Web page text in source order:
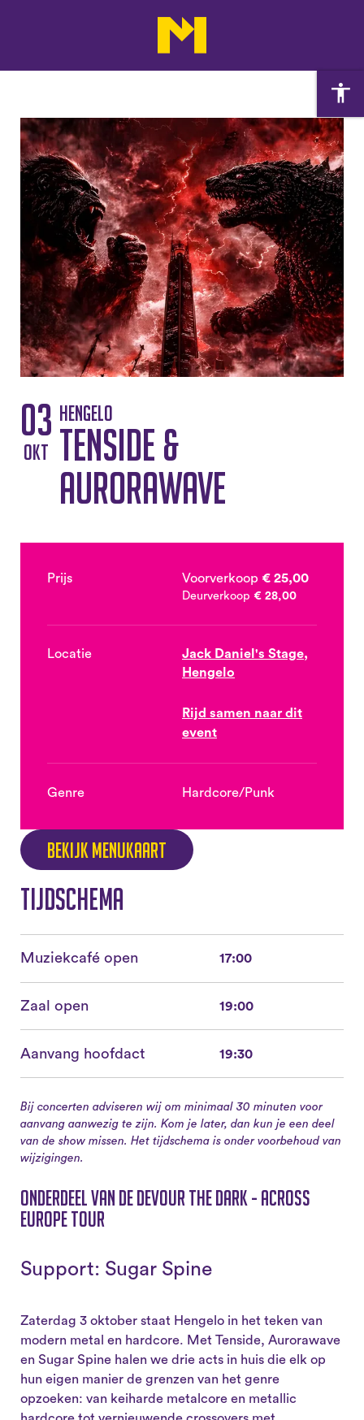
03
okt
Hengelo
Tenside &
Aurorawave
Prijs Voorverkoop € 25,00
Deurverkoop € 28,00
Locatie
Jack Daniel's Stage,
Hengelo
Rijd samen naar dit
event
Genre Hardcore/Punk
Bekijk menukaart
Tijdschema
Muziekcafé open 17:00
Zaal open 19:00
Aanvang hoofdact 19:30
Bij concerten adviseren wij om minimaal 30 minuten voor
aanvang aanwezig te zijn. Kom je later, dan kun je een deel
van de show missen. Het tijdschema is onder voorbehoud van
wijzigingen.
Onderdeel van de Devour The Dark - Across
Europe Tour
Support: Sugar Spine
Zaterdag 3 oktober staat Hengelo in het teken van
modern metal en hardcore. Met Tenside, Aurorawave
en Sugar Spine halen we drie acts in huis die elk op
hun eigen manier de grenzen van het genre
opzoeken: van keiharde metalcore en metallic